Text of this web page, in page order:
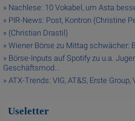
» Nachlese: 10 Vokabel, um Asta
» PIR-News: Post, Kontron (Christine
» (Christian Drastil)
» Wiener Börse zu Mittag schwächer:
» Börse-Inputs auf Spotify zu u.a.
Geschäftsmod...
» ATX-Trends: VIG, AT&S, Erste Group,
Useletter